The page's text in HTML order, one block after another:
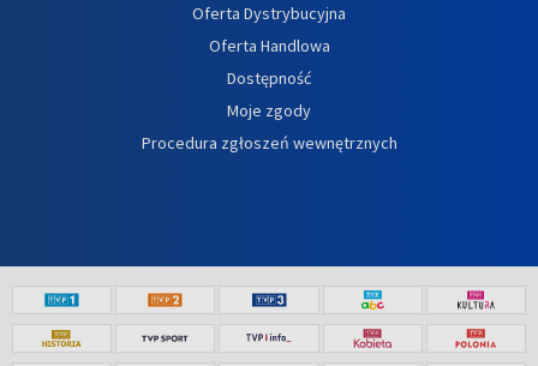
Oferta Dystrybucyjna
Oferta Handlowa
Dostępność
Moje zgody
Procedura zgłoszeń wewnętrznych